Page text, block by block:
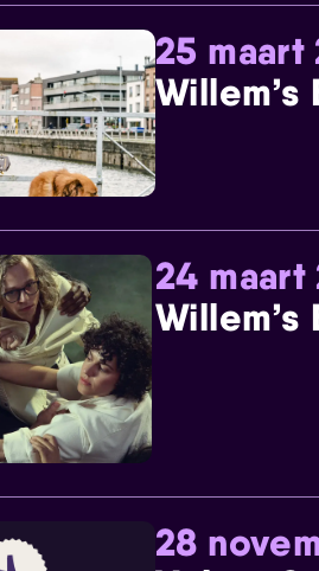
25 maart
24 maart
28